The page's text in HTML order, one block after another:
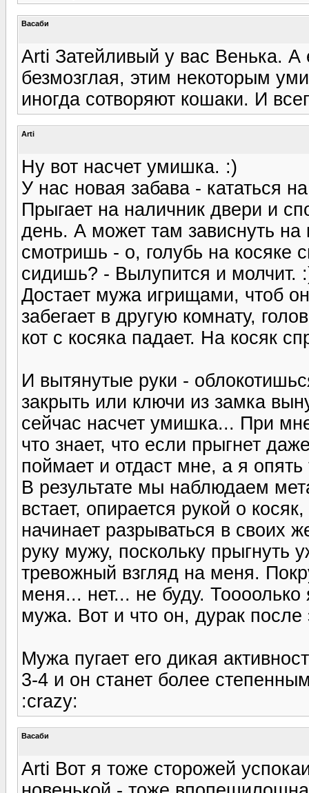
Васаби
Arti Затейливый у вас Венька. А
безмозглая, этим некоторым
иногда сотворяют кошаки. И
Arti
Ну вот насчет умишка. :)
У нас новая забава - кататься
Прыгает на наличник двери и
день. А может там зависнуть
смотришь - о, голубь на косяке
сидишь? - Вылупится и молчит.
Достает мужа игрищами, чтоб
забегает в другую комнату,
кот с косяка падает. На косяк
И вытянутые руки -
закрыть или ключи из замка
сейчас насчет умишка... При
что знает, что если прыгнет
поймает и отдаст мне, а я опять
В результате мы наблюдаем
встает, опирается рукой о
начинает разрываться в своих
руку мужу, поскольку прыгнуть
тревожный взгляд на меня.
меня... нет... не буду.
мужа. Вот и что он, дурак после
Мужа пугает его дикая
3-4 и он станет более
:crazy:
Васаби
Arti Вот я тоже сторожей